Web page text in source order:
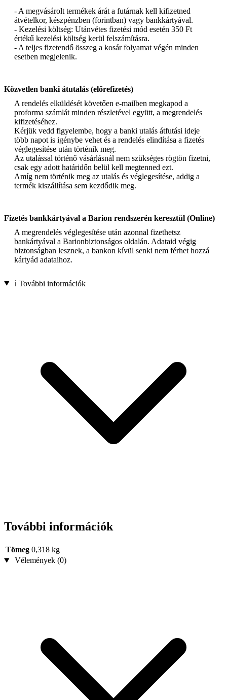
- A megvásárolt termékek árát a futárnak kell kifizetned
átvételkor, készpénzben (forintban) vagy bankkártyával.
- Kezelési költség: Utánvétes fizetési mód esetén 350 Ft
értékű kezelési költség kerül felszámításra.
- A teljes fizetendő összeg a kosár folyamat végén minden
esetben megjelenik.
Közvetlen banki átutalás (előrefizetés)
A rendelés elküldését követően e-mailben megkapod a
proforma számlát minden részletével együtt, a megrendelés
kifizetéséhez.
Kérjük vedd figyelembe, hogy a banki utalás átfutási ideje
több napot is igénybe vehet és a rendelés elindítása a fizetés
véglegesítése után történik meg.
Az utalással történő vásárlásnál nem szükséges rögtön fizetni,
csak egy adott határidőn belül kell megtenned ezt.
Amíg nem történik meg az utalás és véglegesítése, addig a
termék kiszállítása sem kezdődik meg.
Fizetés bankkártyával a Barion rendszerén keresztül (Online)
A megrendelés véglegesítése után azonnal fizethetsz
bankártyával a Barionbiztonságos oldalán. Adataid végig
biztonságban lesznek, a bankon kívül senki nem férhet hozzá
kártyád adataihoz.
ℹ️ További információk
További információk
Tömeg 0,318 kg
Vélemények (0)